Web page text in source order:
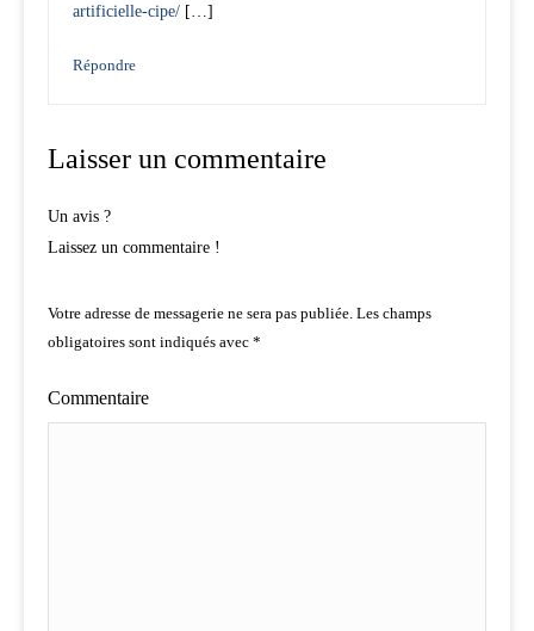
artificielle-cipe/ […]
Répondre
Laisser un commentaire
Un avis ?
Laissez un commentaire !
Votre adresse de messagerie ne sera pas publiée. Les champs
obligatoires sont indiqués avec *
Commentaire